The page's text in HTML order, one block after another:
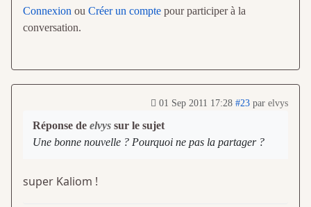
Connexion ou Créer un compte pour participer à la
conversation.
01 Sep 2011 17:28 #23 par elvys
Réponse de elvys sur le sujet
Une bonne nouvelle ? Pourquoi ne pas la partager ?
super Kaliom !